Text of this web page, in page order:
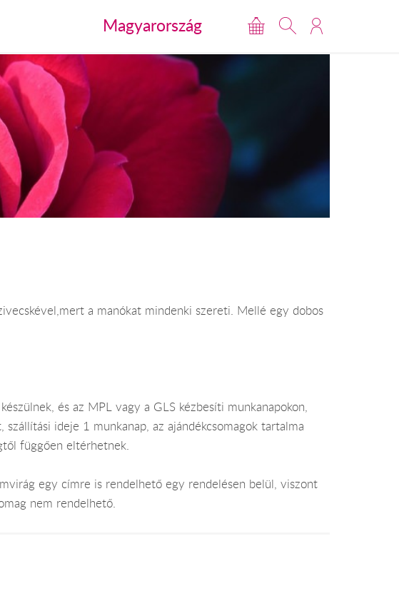
Magyarország
a manókat mindenki szereti. Mellé egy dobos
és az MPL vagy a GLS kézbesíti munkanapokon,
ideje 1 munkanap, az ajándékcsomagok tartalma
függően eltérhetnek.
egy címre is rendelhető egy rendelésen belül, viszont
nem rendelhető.